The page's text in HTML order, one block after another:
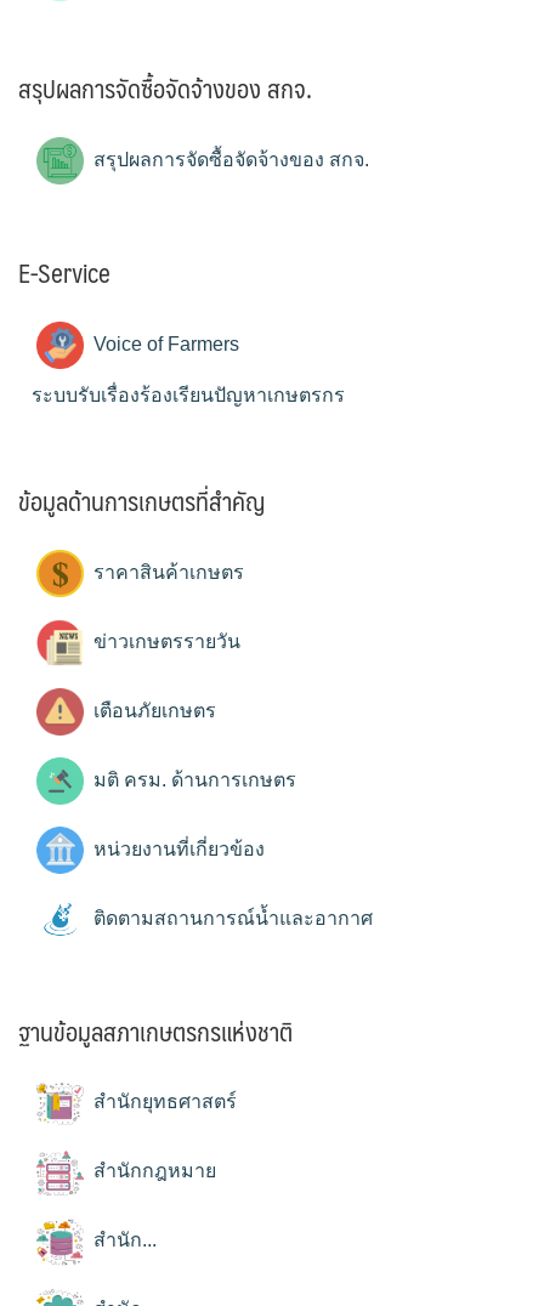
สรุปผลการจัดซื้อจัดจ้างของ สกจ.
สรุปผลการจัดซื้อจัดจ้างของ สกจ.
E-Service
Voice of Farmers
ระบบรับเรื่องร้องเรียนปัญหาเกษตรกร
ข้อมูลด้านการเกษตรที่สำคัญ
ราคาสินค้าเกษตร
ข่าวเกษตรรายวัน
เตือนภัยเกษตร
มติ ครม. ด้านการเกษตร
หน่วยงานที่เกี่ยวข้อง
ติดตามสถานการณ์น้ำและอากาศ
ฐานข้อมูลสภาเกษตรกรแห่งชาติ
สำนักยุทธศาสตร์
สำนักกฎหมาย
สำนัก...